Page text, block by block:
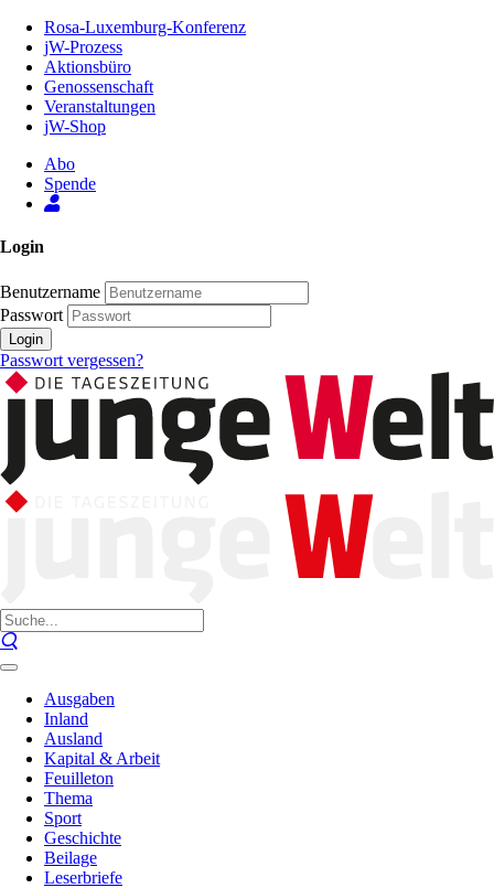
Inhalt
Seite
Rosa-Luxemburg-Konferenz
jW-Prozess
Aktionsbüro
Genossenschaft
Veranstaltungen
jW-Shop
Abo
Spende
Login
Benutzername
Passwort
Login
Passwort vergessen?
Ausgaben
Inland
Ausland
Kapital & Arbeit
Feuilleton
Thema
Sport
Geschichte
Beilage
Leserbriefe